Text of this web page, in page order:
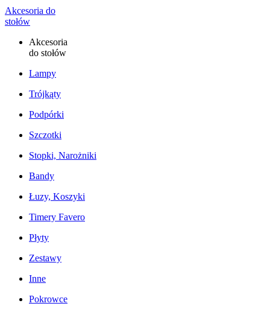
Akcesoria do
stołów
Akcesoria
do stołów
Lampy
Trójkąty
Podpórki
Szczotki
Stopki, Narożniki
Bandy
Łuzy, Koszyki
Timery Favero
Płyty
Zestawy
Inne
Pokrowce